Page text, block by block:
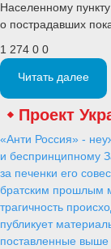
Населенному
о пострадавших
1 274 0 0
Читать далее
Проект
«Анти Россия» -
и беспринципному
за печенки его
братским прошлым
трагичность
публикует
поставленные выше